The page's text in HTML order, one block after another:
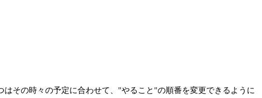
その時々の予定に合わせて、"やること"の順番を変更できるように